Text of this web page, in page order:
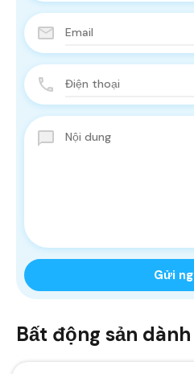
Bất động sản